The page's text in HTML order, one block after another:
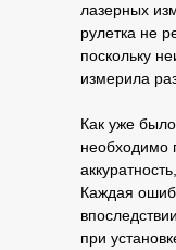
лазерных
рулетка не
поскольку
измерила
Как уже
необходимо
Каждая
при